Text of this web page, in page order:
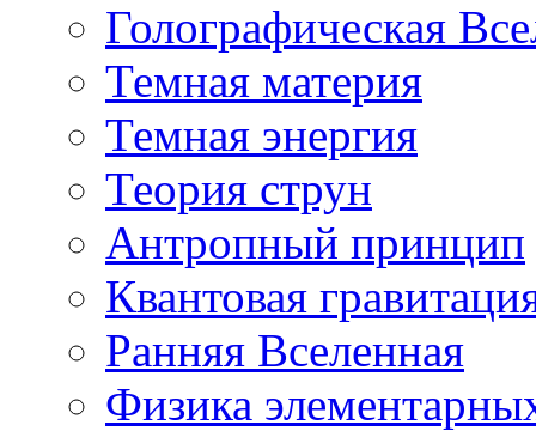
Голографическая
Темная материя
Темная энергия
Теория струн
Антропный принцип
Квантовая
Ранняя Вселенная
Физика